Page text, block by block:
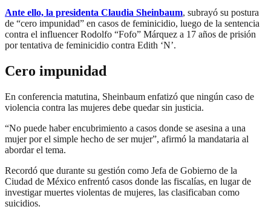
Ante ello, la presidenta Claudia Sheinbaum, subrayó su postura
de “cero impunidad” en casos de feminicidio, luego de la sentencia
contra el influencer Rodolfo “Fofo” Márquez a 17 años de prisión
por tentativa de feminicidio contra Edith ‘N’.
Cero impunidad
En conferencia matutina, Sheinbaum enfatizó que ningún caso de
violencia contra las mujeres debe quedar sin justicia.
“No puede haber encubrimiento a casos donde se asesina a una
mujer por el simple hecho de ser mujer”, afirmó la mandataria al
abordar el tema.
Recordó que durante su gestión como Jefa de Gobierno de la
Ciudad de México enfrentó casos donde las fiscalías, en lugar de
investigar muertes violentas de mujeres, las clasificaban como
suicidios.